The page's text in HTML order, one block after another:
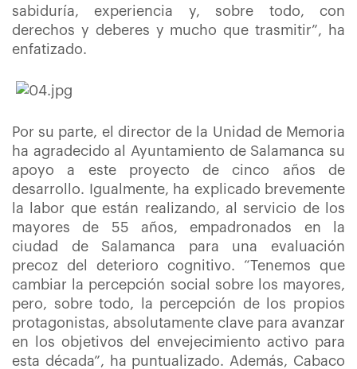
sabiduría, experiencia y, sobre todo, con
derechos y deberes y mucho que trasmitir”, ha
enfatizado.
Por su parte, el director de la Unidad de Memoria
ha agradecido al Ayuntamiento de Salamanca su
apoyo a este proyecto de cinco años de
desarrollo. Igualmente, ha explicado brevemente
la labor que están realizando, al servicio de los
mayores de 55 años, empadronados en la
ciudad de Salamanca para una evaluación
precoz del deterioro cognitivo. “Tenemos que
cambiar la percepción social sobre los mayores,
pero, sobre todo, la percepción de los propios
protagonistas, absolutamente clave para avanzar
en los objetivos del envejecimiento activo para
esta década”, ha puntualizado. Además, Cabaco